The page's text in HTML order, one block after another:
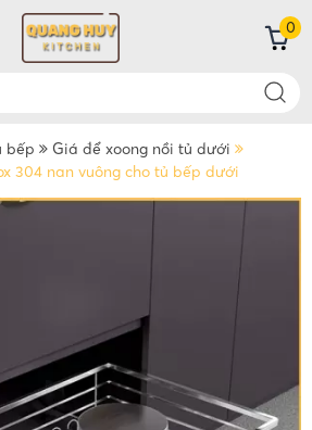
0
bếp
Giá để xoong nồi tủ dưới
304 nan vuông cho tủ bếp dưới